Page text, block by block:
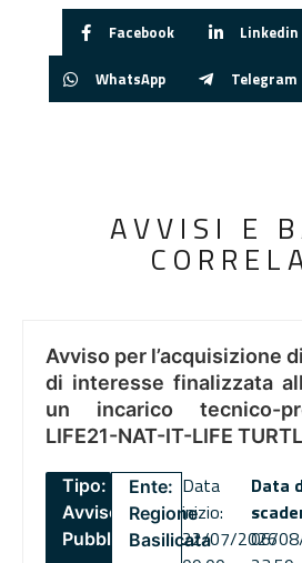
Facebook Linkedin
WhatsApp Telegram
AVVISI E
Avviso per l’acquisizione
di interesse finalizzata
un incarico tecnico-
LIFE21-NAT-IT-LIFE
Tipo:
Avviso
Pubblico
Ente:
Regione
Basilicata
Data
inizio:
22/07/2026
Data
06/